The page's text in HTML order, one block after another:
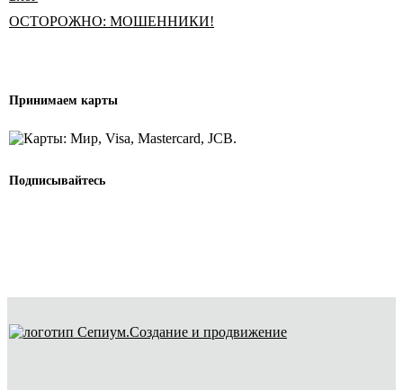
ОСТОРОЖНО: МОШЕННИКИ!
Принимаем карты
Подписывайтесь
Создание и продвижение